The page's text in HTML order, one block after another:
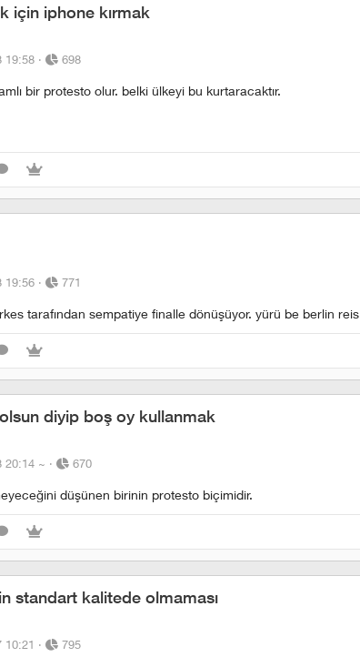
için iphone kırmak
19:58 · 698
bir protesto olur. belki ülkeyi bu kurtaracaktır.
19:56 · 771
tarafından sempatiye finalle dönüşüyor. yürü be berlin reis
diyip boş oy kullanmak
20:14 ~ · 670
düşünen birinin protesto biçimidir.
standart kalitede olmaması
10:21 · 795